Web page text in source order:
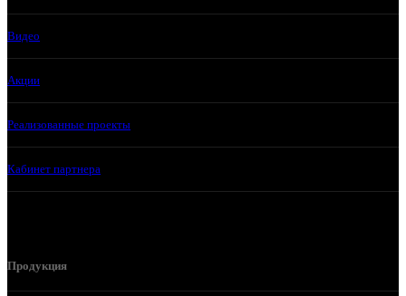
Видео
Акции
Реализованные проекты
Кабинет партнера
Продукция